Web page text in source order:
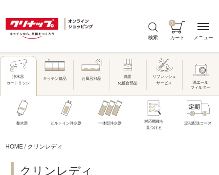
検索 カート
0
浄水器
カートリッジ
キッチン部品 お風呂部品
洗面
化粧台部品
リフレッシュ
サービス
洗エール
フィルター
整水器 ビルトイン浄水器 一体型浄水器
対応機種を
見つける
定期配送コース
HOME/クリンレディ
クリンレディ
メニュー